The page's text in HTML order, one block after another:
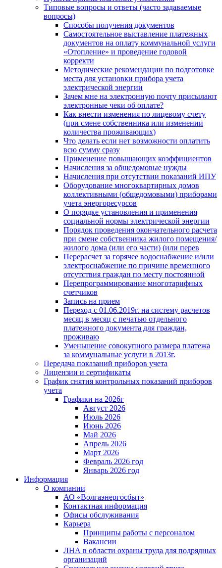
Типовые вопросы и ответы (часто задаваемые
вопросы)
Способы получения документов
Самостоятельное выставление платежных
документов на оплату коммунальной услуги
«Отопление» и проведение годовой
корректи
Методические рекомендации по подготовке
места для установки прибора учета
электрической энергии
Зачем мне на электронную почту присылают
электронные чеки об оплате?
Как внести изменения по лицевому счету
(при смене собственника или изменении
количества проживающих)
Что делать если нет возможности оплатить
всю сумму сразу
Применение повышающих коэффициентов
Начисления за общедомовые нужды
Начисления при отсутствии показаний ИПУ
Оборудование многоквартирных домов
коллективными (общедомовыми) приборами
учета энергоресурсов
О порядке установления и применения
социальной нормы электрической энергии
Порядок проведения окончательного расчета
при смене собственника жилого помещения/
жилого дома (или его части) (или перев
Перерасчет за горячее водоснабжение и/или
электроснабжение по причине временного
отсутствия граждан по месту постоянной
Перепрограммирование многотарифных
счетчиков
Запись на прием
Переход с 01.06.2019г. на систему расчетов
месяц в месяц с печатью отдельного
платежного документа для граждан,
проживаю
Уменьшение совокупного размера платежа
за коммунальные услуги в 2013г.
Передача показаний приборов учета
Лицензии и сертификаты
График снятия контрольных показаний приборов
учета
Графики на 2026г
Август 2026
Июль 2026
Июнь 2026
Май 2026
Апрель 2026
Март 2026
Февраль 2026 год
Январь 2026 год
Информация
О компании
АО «Волгаэнергосбыт»
Контактная информация
Офисы обслуживания
Карьера
Принципы работы с персоналом
Вакансии
ЛНА в области охраны труда для подрядных
организаций